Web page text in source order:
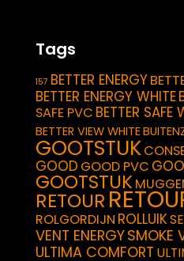
Tags
157 BETTER ENERGY
BETTER ENERGY WHITE
SAFE PVC BETTER SAFE
BETTER VIEW WHITE
GOOTSTUK
GOOD GOOD PVC
GOOTSTUK
RETOUR
ROLGORDIJN ROLLUIK
VENT ENERGYSMOKE
ULTIMA COMFORT